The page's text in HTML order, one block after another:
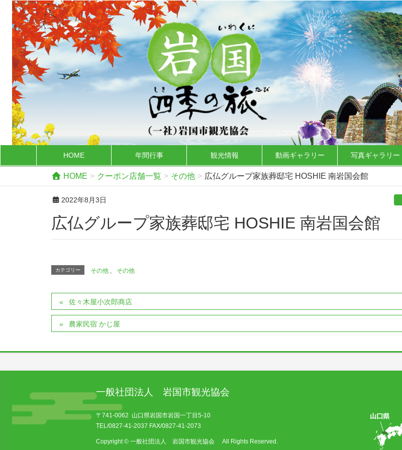
HOME 年間行事 観光情報 動画ギャラリー 写真ギャラリー
HOME クーポン店舗一覧 その他 広仏グループ家族葬邸宅 HOSHIE 南岩国会館
2022年8月3日
広仏グループ家族葬邸宅 HOSHIE 南岩国会館
カテゴリー その他 その他
佐々木屋小次郎商店
農家民宿 かじ屋
一般社団法人 岩国市観光協会
〒741-0062 山口県岩国市岩国一丁目5-10
TEL/0827-41-2037 FAX/0827-41-2073
Copyright © 一般社団法人 岩国市観光協会 All Rights Reserved.